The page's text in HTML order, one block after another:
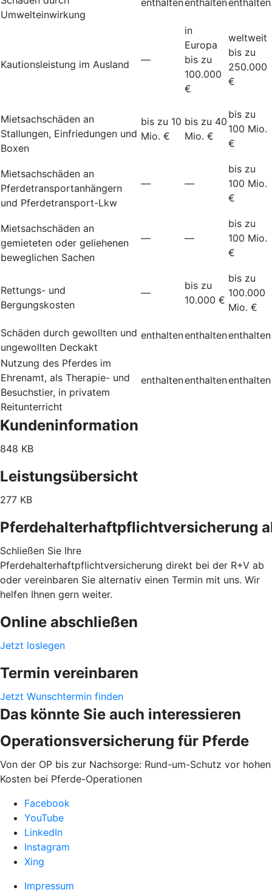
Umwelteinwirkung
Kautionsleistung im Ausland —
in
Europa
bis zu
100.000
€
weltweit
bis zu
250.000
€
Mietsachschäden an
Stallungen, Einfriedungen und
Boxen
bis zu 10
Mio. €
bis zu 40
Mio. €
bis zu
100 Mio.
€
Mietsachschäden an
Pferdetransportanhängern
und Pferdetransport-Lkw
— —
bis zu
100 Mio.
€
Mietsachschäden an
gemieteten oder geliehenen
beweglichen Sachen
— —
bis zu
100 Mio.
€
Rettungs- und
Bergungskosten
—
bis zu
10.000 €
bis zu
100.000
Mio. €
Schäden durch gewollten und
ungewollten Deckakt
enthaltenenthaltenenthalten
Nutzung des Pferdes im
Ehrenamt, als Therapie- und
Besuchstier, in privatem
Reitunterricht
enthaltenenthaltenenthalten
Kundeninformation
848 KB
Leistungsübersicht
277 KB
Pferdehalterhaftpflichtversicherung
Schließen Sie Ihre
Pferdehalterhaftpflichtversicherung direkt bei der R+V ab
oder vereinbaren Sie alternativ einen Termin mit uns. Wir
helfen Ihnen gern weiter.
Online abschließen
Jetzt loslegen
Termin vereinbaren
Jetzt Wunschtermin finden
Das könnte Sie auch interessieren
Operationsversicherung für Pferde
Von der OP bis zur Nachsorge: Rund-um-Schutz vor hohen
Kosten bei Pferde-Operationen
Facebook
YouTube
LinkedIn
Instagram
Xing
Impressum